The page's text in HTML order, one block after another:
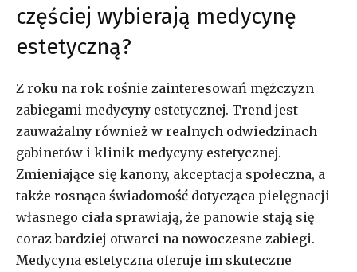
częściej wybierają medycynę
estetyczną?
Z roku na rok rośnie zainteresowań mężczyzn
zabiegami medycyny estetycznej. Trend jest
zauważalny również w realnych odwiedzinach
gabinetów i klinik medycyny estetycznej.
Zmieniające się kanony, akceptacja społeczna, a
także rosnąca świadomość dotycząca pielęgnacji
własnego ciała sprawiają, że panowie stają się
coraz bardziej otwarci na nowoczesne zabiegi.
Medycyna estetyczna oferuje im skuteczne